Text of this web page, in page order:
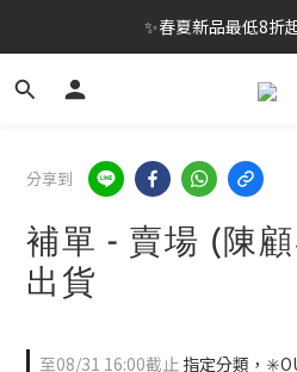
✨春夏新品最低8折
✨春夏新品最低8折
🔥OULET SALE! 降至
✨春夏新品最低8折
分享到
補單 - 賣場 (陳
出貨
至08/31 16:00截止 指定分類，